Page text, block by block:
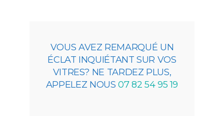
VOUS AVEZ REMARQUÉ UN
ÉCLAT INQUIÉTANT SUR VOS
VITRES? NE TARDEZ PLUS,
APPELEZ NOUS07 82 54 95 19